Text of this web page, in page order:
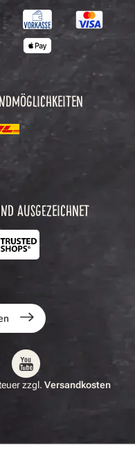
AUSGEZEICHNET
zzgl. Versandkosten